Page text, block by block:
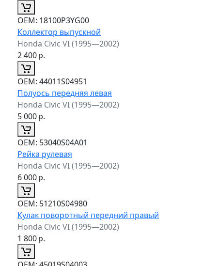
ОЕМ: 18100P3YG00
Коллектор выпускной
Honda Civic VI (1995—2002)
2 400р.
ОЕМ: 44011S04951
Полуось передняя левая
Honda Civic VI (1995—2002)
5 000р.
ОЕМ: 53040S04A01
Рейка рулевая
Honda Civic VI (1995—2002)
6 000р.
ОЕМ: 51210S04980
Кулак поворотный передний правый
Honda Civic VI (1995—2002)
1 800р.